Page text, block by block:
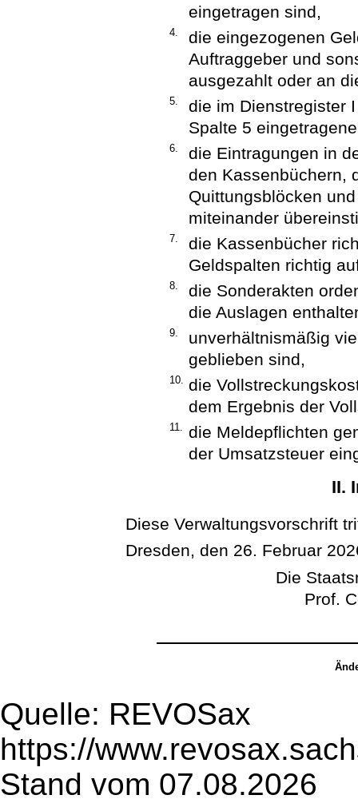
eingetragen sind,
4.
die eingezogenen
Auftraggeber und
ausgezahlt oder an
5.
die im Dienstregister
Spalte 5
6.
die Eintragungen in
den Kassenbüchern,
Quittungsblöcken
miteinander
7.
die Kassenbücher
Geldspalten richtig
8.
die Sonderakten
die Auslagen
9.
unverhältnismäßig
geblieben sind,
10.
die
dem Ergebnis der
11.
die Meldepflichten
der Umsatzsteuer
II.
Diese Verwaltungsvorschrift
Dresden, den 26. Februar
Die
Prof.
Quelle: REVOSax
https://
Stand vom 07.08.2026